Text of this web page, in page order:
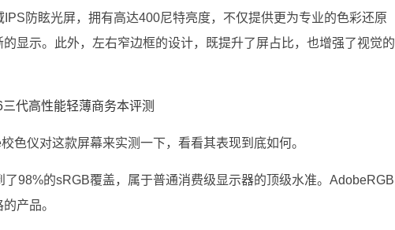
防眩光屏，拥有高达400尼特亮度，不仅提供更为专业的色彩还原
显示。此外，左右窄边框的设计，既提升了屏占比，也增强了视觉的
仪对这款屏幕来实测一下，看看其表现到底如何。
的sRGB覆盖，属于普通消费级显示器的顶级水准。AdobeRGB
产品。